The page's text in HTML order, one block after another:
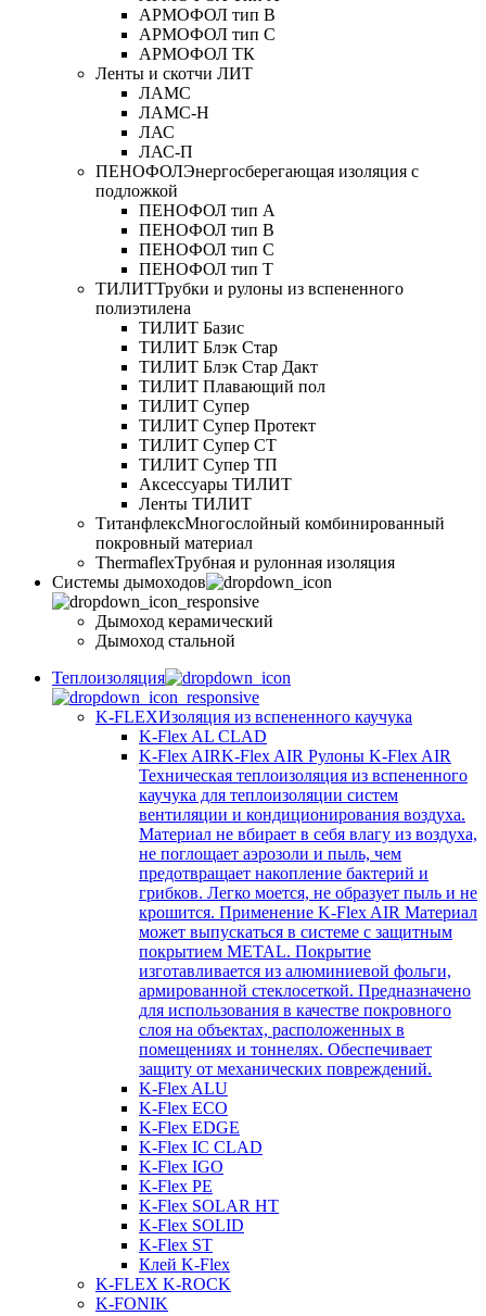
АРМОФОЛ тип В
АРМОФОЛ тип C
АРМОФОЛ ТК
Ленты и скотчи ЛИТ
ЛАМС
ЛАМС-Н
ЛАС
ЛАС-П
ПЕНОФОЛЭнергосберегающая изоляция с
подложкой
ПЕНОФОЛ тип А
ПЕНОФОЛ тип B
ПЕНОФОЛ тип C
ПЕНОФОЛ тип T
ТИЛИТТрубки и рулоны из вспененного
полиэтилена
ТИЛИТ Базис
ТИЛИТ Блэк Стар
ТИЛИТ Блэк Стар Дакт
ТИЛИТ Плавающий пол
ТИЛИТ Супер
ТИЛИТ Супер Протект
ТИЛИТ Супер СТ
ТИЛИТ Супер ТП
Аксессуары ТИЛИТ
Ленты ТИЛИТ
ТитанфлексМногослойный комбинированный
покровный материал
ThermaflexТрубная и рулонная изоляция
Cистемы дымоходов
Дымоход керамический
Дымоход стальной
Теплоизоляция
K-FLEXИзоляция из вспененного каучука
K-Flex AL CLAD
K-Flex AIRK-Flex AIR Рулоны K-Flex AIR
Техническая теплоизоляция из вспененного
каучука для теплоизоляции систем
вентиляции и кондиционирования воздуха.
Материал не вбирает в себя влагу из воздуха,
не поглощает аэрозоли и пыль, чем
предотвращает накопление бактерий и
грибков. Легко моется, не образует пыль и не
крошится. Применение K-Flex AIR Материал
может выпускаться в системе c защитным
покрытием METAL. Покрытие
изготавливается из алюминиевой фольги,
армированной стеклосеткой. Предназначено
для использования в качестве покровного
слоя на объектах, расположенных в
помещениях и тоннелях. Обеспечивает
защиту от механических повреждений.
K-Flex ALU
K-Flex ECO
K-Flex EDGE
K-Flex IC CLAD
K-Flex IGO
K-Flex PE
K-Flex SOLAR HT
K-Flex SOLID
K-Flex ST
Клей K-Flex
K-FLEX K-ROCK
K-FONIK